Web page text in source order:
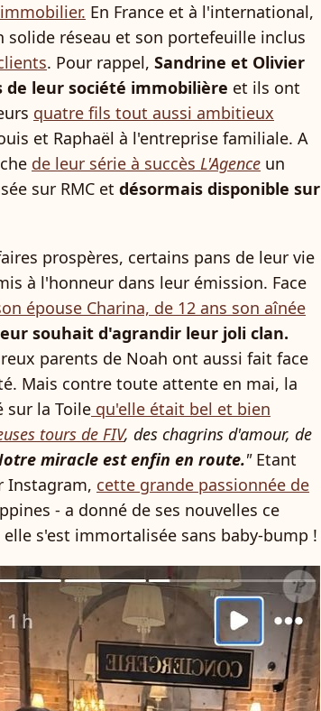
En France et à l'international,
solide réseau et son portefeuille inclus
. Pour rappel, Sandrine et Olivier
leur société immobilière et ils ont
quatre fils tout aussi ambitieux
et Raphaël à l'entreprise familiale. A
de leur série à succès L'Agence un
sur RMC et désormais disponible sur
prospères, certains pans de leur vie
à l'honneur dans leur émission. Face
épouse Charina, de 12 ans son aînée
souhait d'agrandir leur joli clan.
parents de Noah ont aussi fait face
Mais contre toute attente en mai, la
sur la Toile qu'elle était bel et bien
tours de FIV, des chagrins d'amour, de
miracle est enfin en route."Etant
Instagram, cette grande passionnée de
- a donné de ses nouvelles ce
s'est immortalisée sans baby-bump !